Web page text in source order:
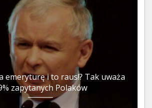
emeryturę i to raus!? Tak uważa
zapytanych Polaków